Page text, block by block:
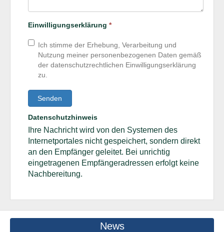
Einwilligungserklärung *
Ich stimme der Erhebung, Verarbeitung und
Nutzung meiner personenbezogenen Daten gemäß
der datenschutzrechtlichen Einwilligungserklärung
zu.
Senden
Datenschutzhinweis
Ihre Nachricht wird von den Systemen des
Internetportales nicht gespeichert, sondern direkt
an den Empfänger geleitet. Bei unrichtig
eingetragenen Empfängeradressen erfolgt keine
Nachbereitung.
News